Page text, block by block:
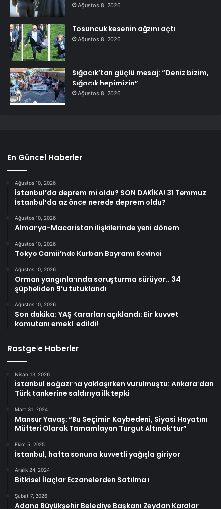
Ağustos 8, 2026
Tosuncuk kesenin ağzını açtı
Ağustos 8, 2026
Sığacık’tan güçlü mesaj: “Deniz bizim,
Sığacık hepimizin”
Ağustos 8, 2026
En Güncel Haberler
Ağustos 10, 2026
İstanbul’da deprem mi oldu? SON DAKİKA! 31 Temmuz
İstanbul’da az önce nerede deprem oldu?
Ağustos 10, 2026
Almanya-Macaristan ilişkilerinde yeni dönem
Ağustos 10, 2026
Tokyo Camii’nde Kurban Bayramı Sevinci
Ağustos 10, 2026
Orman yangınlarında soruşturma sürüyor.. 34
şüpheliden 9’u tutuklandı
Ağustos 10, 2026
Son dakika: YAŞ Kararları açıklandı: Bir kuvvet
komutanı emekli edildi!
Rastgele Haberler
Nisan 13, 2026
İstanbul Boğazı’na yaklaşırken vurulmuştu: Ankara’dan
Türk tankerine saldırıya ilk tepki
Mart 31, 2024
Mansur Yavaş: “Bu Seçimin Kaybedeni, Siyasi Hayatını
Müfteri Olarak Tamamlayan Turgut Altınok’tur”
Ekim 5, 2025
İstanbul, hafta sonuna kuvvetli yağışla giriyor
Aralık 24, 2024
Bitkisel İlaçlar Eczanelerden Satılmalı
Şubat 7, 2026
Adana Büyükşehir Belediye Başkanı Zeydan Karalar